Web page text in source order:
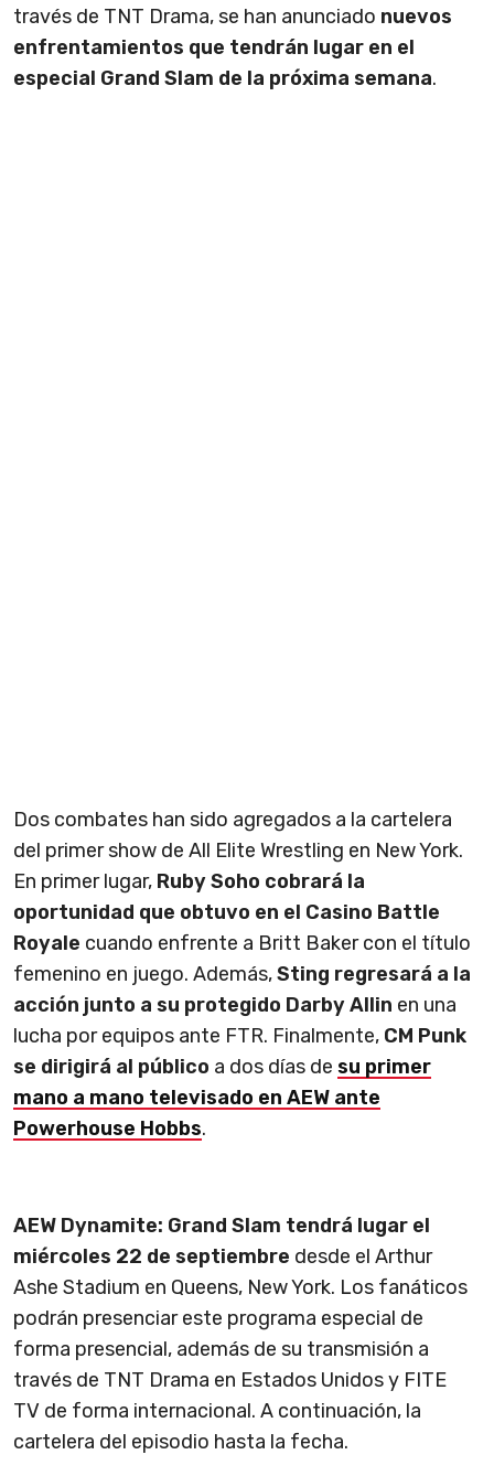
través de TNT Drama, se han anunciado nuevos
enfrentamientos que tendrán lugar en el
especial Grand Slam de la próxima semana.
Dos combates han sido agregados a la cartelera
del primer show de All Elite Wrestling en New York.
En primer lugar, Ruby Soho cobrará la
oportunidad que obtuvo en el Casino Battle
Royale cuando enfrente a Britt Baker con el título
femenino en juego. Además,Sting regresará a la
acción junto a su protegido Darby Allin en una
lucha por equipos ante FTR. Finalmente, CM Punk
se dirigirá al público a dos días de su primer
mano a mano televisado en AEW ante
Powerhouse Hobbs.
AEW Dynamite: Grand Slam tendrá lugar el
miércoles 22 de septiembre desde el Arthur
Ashe Stadium en Queens, New York. Los fanáticos
podrán presenciar este programa especial de
forma presencial, además de su transmisión a
través de TNT Drama en Estados Unidos y FITE
TV de forma internacional. A continuación, la
cartelera del episodio hasta la fecha.